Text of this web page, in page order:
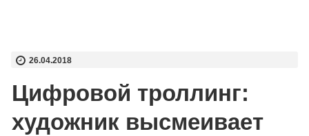
26.04.2018
Цифровой троллинг:
художник высмеивает